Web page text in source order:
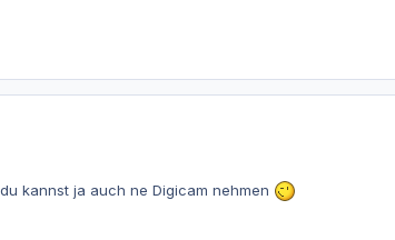
kannst ja auch ne Digicam nehmen